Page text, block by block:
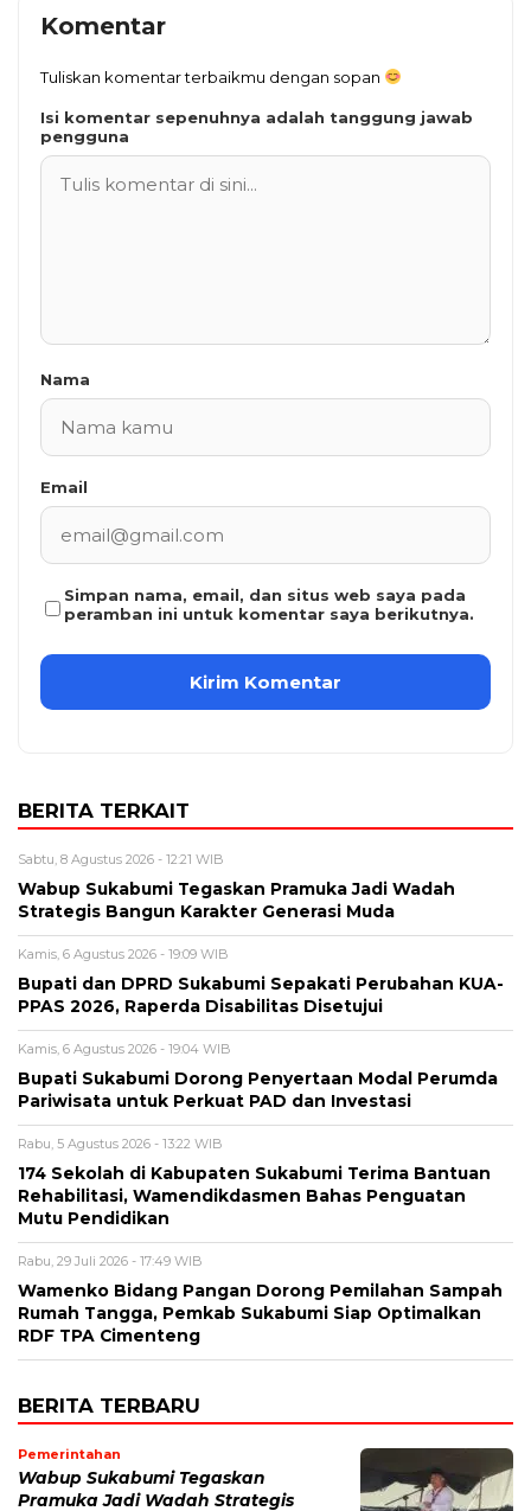
Komentar
Tuliskan komentar terbaikmu dengan sopan
Isi komentar sepenuhnya adalah tanggung jawab
pengguna
Nama
Email
Simpan nama, email, dan situs web saya pada
peramban ini untuk komentar saya berikutnya.
BERITA TERKAIT
Sabtu, 8 Agustus 2026 - 12:21 WIB
Wabup Sukabumi Tegaskan Pramuka Jadi Wadah
Strategis Bangun Karakter Generasi Muda
Kamis, 6 Agustus 2026 - 19:09 WIB
Bupati dan DPRD Sukabumi Sepakati Perubahan KUA-
PPAS 2026, Raperda Disabilitas Disetujui
Kamis, 6 Agustus 2026 - 19:04 WIB
Bupati Sukabumi Dorong Penyertaan Modal Perumda
Pariwisata untuk Perkuat PAD dan Investasi
Rabu, 5 Agustus 2026 - 13:22 WIB
174 Sekolah di Kabupaten Sukabumi Terima Bantuan
Rehabilitasi, Wamendikdasmen Bahas Penguatan
Mutu Pendidikan
Rabu, 29 Juli 2026 - 17:49 WIB
Wamenko Bidang Pangan Dorong Pemilahan Sampah
Rumah Tangga, Pemkab Sukabumi Siap Optimalkan
RDF TPA Cimenteng
BERITA TERBARU
Pemerintahan
Wabup Sukabumi Tegaskan
Pramuka Jadi Wadah Strategis